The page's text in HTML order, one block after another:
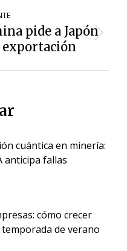
pide a Japón
cuántica en minería:
anticipa fallas
cómo crecer
de verano